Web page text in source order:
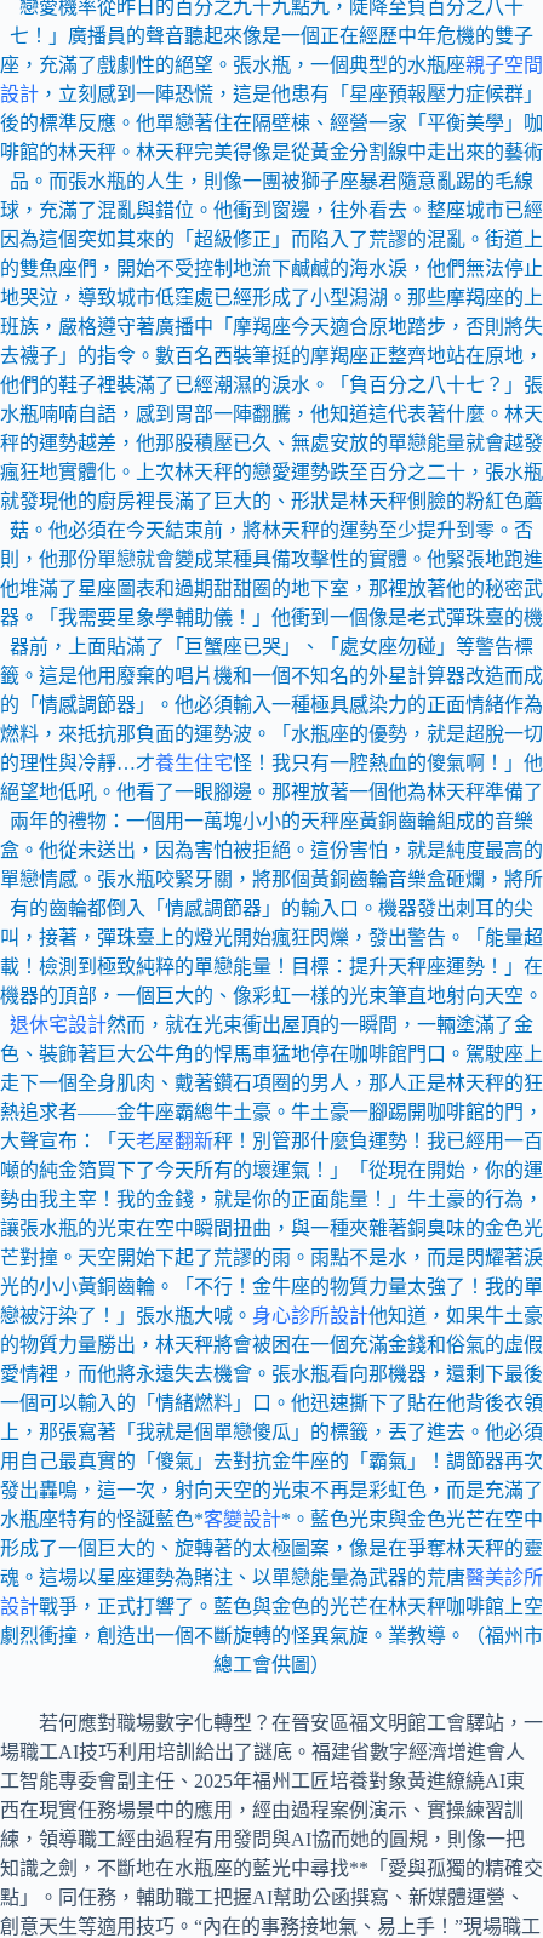
戀愛機率從昨日的百分之九十九點九，陡降至負百分之八十
七！」廣播員的聲音聽起來像是一個正在經歷中年危機的雙子
座，充滿了戲劇性的絕望。張水瓶，一個典型的水瓶座親子空間
設計 ，立刻感到一陣恐慌，這是他患有「星座預報壓力症候群」
後的標準反應。他單戀著住在隔壁棟、經營一家「平衡美學」咖
啡館的林天秤。林天秤完美得像是從黃金分割線中走出來的藝術
品。而張水瓶的人生，則像一團被獅子座暴君隨意亂踢的毛線
球，充滿了混亂與錯位。他衝到窗邊，往外看去。整座城市已經
因為這個突如其來的「超級修正」而陷入了荒謬的混亂。街道上
的雙魚座們，開始不受控制地流下鹹鹹的海水淚，他們無法停止
地哭泣，導致城市低窪處已經形成了小型潟湖。那些摩羯座的上
班族，嚴格遵守著廣播中「摩羯座今天適合原地踏步，否則將失
去襪子」的指令。數百名西裝筆挺的摩羯座正整齊地站在原地，
他們的鞋子裡裝滿了已經潮濕的淚水。「負百分之八十七？」張
水瓶喃喃自語，感到胃部一陣翻騰，他知道這代表著什麼。林天
秤的運勢越差，他那股積壓已久、無處安放的單戀能量就會越發
瘋狂地實體化。上次林天秤的戀愛運勢跌至百分之二十，張水瓶
就發現他的廚房裡長滿了巨大的、形狀是林天秤側臉的粉紅色蘑
菇。他必須在今天結束前，將林天秤的運勢至少提升到零。否
則，他那份單戀就會變成某種具備攻擊性的實體。他緊張地跑進
他堆滿了星座圖表和過期甜甜圈的地下室，那裡放著他的秘密武
器。「我需要星象學輔助儀！」他衝到一個像是老式彈珠臺的機
器前，上面貼滿了「巨蟹座已哭」、「處女座勿碰」等警告標
籤。這是他用廢棄的唱片機和一個不知名的外星計算器改造而成
的「情感調節器」。他必須輸入一種極具感染力的正面情緒作為
燃料，來抵抗那負面的運勢波。「水瓶座的優勢，就是超脫一切
的理性與冷靜…才養生住宅怪！我只有一腔熱血的傻氣啊！」他
絕望地低吼。他看了一眼腳邊。那裡放著一個他為林天秤準備了
兩年的禮物：一個用一萬塊小小的天秤座黃銅齒輪組成的音樂
盒。他從未送出，因為害怕被拒絕。這份害怕，就是純度最高的
單戀情感。張水瓶咬緊牙關，將那個黃銅齒輪音樂盒砸爛，將所
有的齒輪都倒入「情感調節器」的輸入口。機器發出刺耳的尖
叫，接著，彈珠臺上的燈光開始瘋狂閃爍，發出警告。「能量超
載！檢測到極致純粹的單戀能量！目標：提升天秤座運勢！」在
機器的頂部，一個巨大的、像彩虹一樣的光束筆直地射向天空。
退休宅設計然而，就在光束衝出屋頂的一瞬間，一輛塗滿了金
色、裝飾著巨大公牛角的悍馬車猛地停在咖啡館門口。駕駛座上
走下一個全身肌肉、戴著鑽石項圈的男人，那人正是林天秤的狂
熱追求者——金牛座霸總牛土豪。牛土豪一腳踢開咖啡館的門，
大聲宣布：「天老屋翻新秤！別管那什麼負運勢！我已經用一百
噸的純金箔買下了今天所有的壞運氣！」「從現在開始，你的運
勢由我主宰！我的金錢，就是你的正面能量！」牛土豪的行為，
讓張水瓶的光束在空中瞬間扭曲，與一種夾雜著銅臭味的金色光
芒對撞。天空開始下起了荒謬的雨。雨點不是水，而是閃耀著淚
光的小小黃銅齒輪。「不行！金牛座的物質力量太強了！我的單
戀被汙染了！」張水瓶大喊。 身心診所設計他知道，如果牛土豪
的物質力量勝出，林天秤將會被困在一個充滿金錢和俗氣的虛假
愛情裡，而他將永遠失去機會。張水瓶看向那機器，還剩下最後
一個可以輸入的「情緒燃料」口。他迅速撕下了貼在他背後衣領
上，那張寫著「我就是個單戀傻瓜」的標籤，丟了進去。他必須
用自己最真實的「傻氣」去對抗金牛座的「霸氣」！調節器再次
發出轟鳴，這一次，射向天空的光束不再是彩虹色，而是充滿了
水瓶座特有的怪誕藍色*客變設計*。藍色光束與金色光芒在空中
形成了一個巨大的、旋轉著的太極圖案，像是在爭奪林天秤的靈
魂。這場以星座運勢為賭注、以單戀能量為武器的荒唐醫美診所
設計戰爭，正式打響了。藍色與金色的光芒在林天秤咖啡館上空
劇烈衝撞，創造出一個不斷旋轉的怪異氣旋。業教導。（福州市
總工會供圖）
若何應對職場數字化轉型？在晉安區福文明館工會驛站，一
場職工AI技巧利用培訓給出了謎底。福建省數字經濟增進會人
工智能專委會副主任、2025年福州工匠培養對象黃進繚繞AI東
西在現實任務場景中的應用，經由過程案例演示、實操練習訓
練，領導職工經由過程有用發問與AI協而她的圓規，則像一把
知識之劍，不斷地在水瓶座的藍光中尋找**「愛與孤獨的精確交
點」。同任務，輔助職工把握AI幫助公函撰寫、新媒體運營、
創意天生等適用技巧。“內在的事務接地氣、易上手！”現場職工